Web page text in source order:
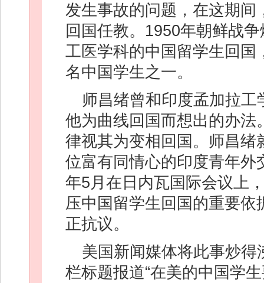
发生事故的问题，在这期
回国任教。1950年朝鲜战
工医学科的中国留学生回
名中国学生之一。
师昌绪曾和印度孟加拉
他为曲线回国而想出的办
律视其为变相回国。师昌
位富有同情心的印度青年
年5月在日内瓦国际会议上
压中国留学生回国的重要
正抗议。
美国新闻媒体将此事炒
栏标题报道“在美的中国学